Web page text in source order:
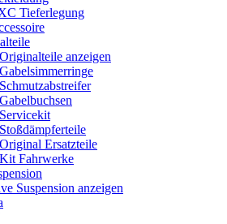
Tieferlegung
anzeigen
Ersatzteile
Fahrwerke
Suspension anzeigen